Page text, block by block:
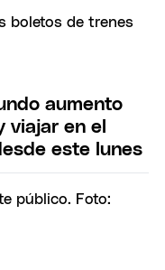
aumento
viajar en el
este lunes